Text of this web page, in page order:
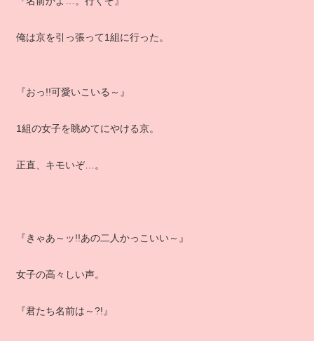
俺は京を引っ張って1組に行った。
『おっ!!可愛いこいる～』
1組の女子を眺めてにやける京。
正直、キモいぞ…。
『きゃあ～ッ!!あの二人かっこいい～』
女子の高々しい声。
『君たち名前は～?!』